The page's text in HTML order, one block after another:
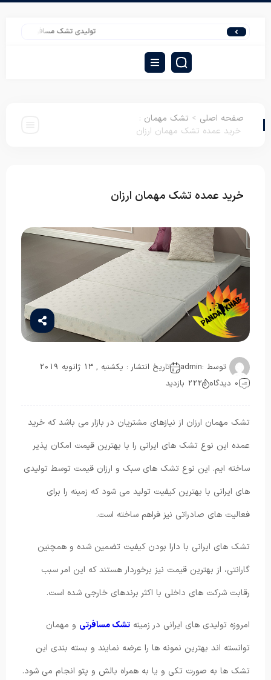
تولیدی تشک مسافرتی قیمت مناسب در
صفحه اصلی > تشک مهمان :
خرید عمده تشک مهمان ارزان
خرید عمده تشک مهمان ارزان
توسط :admin
تاریخ انتشار : یکشنبه , 13 ژانویه 2019
0 دیدگاه
222 بازدید
تشک مهمان ارزان از نیازهای مشتریان در بازار می باشد که خرید
عمده این نوع تشک های ایرانی را با بهترین قیمت امکان پذیر
ساخته ایم. این نوع تشک های سبک و ارزان قیمت توسط تولیدی
های ایرانی با بهترین کیفیت تولید می شود که زمینه را برای
فعالیت های صادراتی نیز فراهم ساخته است.
تشک های ایرانی با دارا بودن کیفیت تضمین شده و همچنین
گارانتی، از بهترین قیمت نیز برخوردار هستند که این امر سبب
رقابت شرکت های داخلی با اکثر برندهای خارجی شده است.
امروزه تولیدی های ایرانی در زمینه تشک مسافرتی و مهمان
توانسته اند بهترین نمونه ها را عرضه نمایند و بسته بندی این
تشک ها به صورت تکی و یا به همراه بالش و پتو انجام می شود.